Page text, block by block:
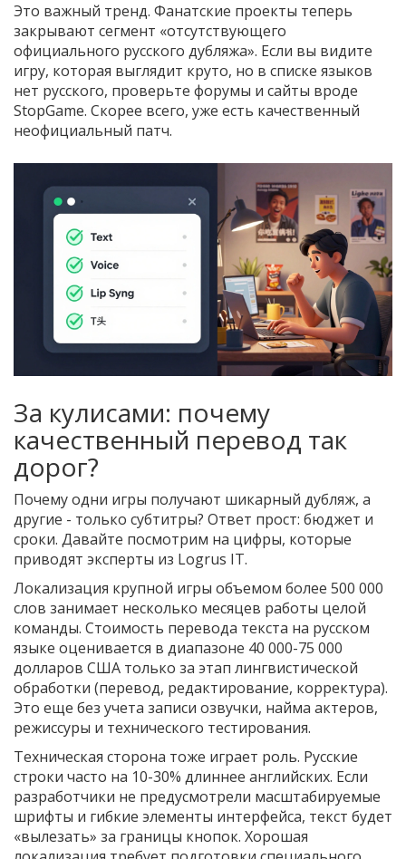
Это важный тренд. Фанатские проекты теперь
закрывают сегмент «отсутствующего
официального русского дубляжа». Если вы видите
игру, которая выглядит круто, но в списке языков
нет русского, проверьте форумы и сайты вроде
StopGame. Скорее всего, уже есть качественный
неофициальный патч.
За кулисами: почему
качественный перевод так
дорог?
Почему одни игры получают шикарный дубляж, а
другие - только субтитры? Ответ прост: бюджет и
сроки. Давайте посмотрим на цифры, которые
приводят эксперты из Logrus IT.
Локализация крупной игры объемом более 500 000
слов занимает несколько месяцев работы целой
команды. Стоимость перевода текста на русском
языке оценивается в диапазоне 40 000-75 000
долларов США только за этап лингвистической
обработки (перевод, редактирование, корректура).
Это еще без учета записи озвучки, найма актеров,
режиссуры и технического тестирования.
Техническая сторона тоже играет роль. Русские
строки часто на 10-30% длиннее английских. Если
разработчики не предусмотрели масштабируемые
шрифты и гибкие элементы интерфейса, текст будет
«вылезать» за границы кнопок. Хорошая